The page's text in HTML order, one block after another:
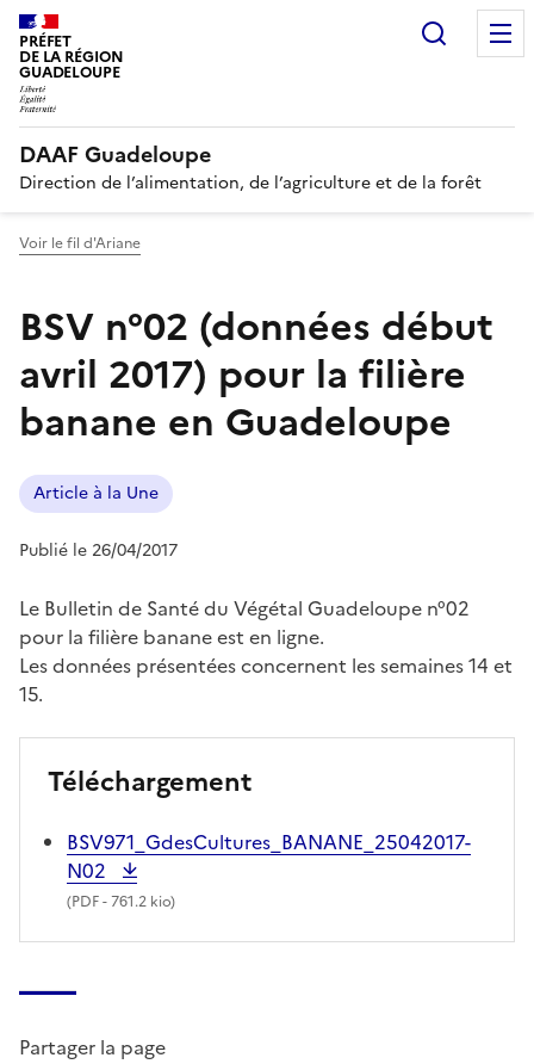
PRÉFET
DE LA RÉGION
GUADELOUPE
DAAF Guadeloupe
Direction de l’alimentation, de l’agriculture et de la forêt
Voir le fil d'Ariane
BSV n°02 (données début
avril 2017) pour la filière
banane en Guadeloupe
Article à la Une
Publié le 26/04/2017
Le Bulletin de Santé du Végétal Guadeloupe n°02
pour la filière banane est en ligne.
Les données présentées concernent les semaines 14 et
15.
Téléchargement
BSV971_GdesCultures_BANANE_25042017-
N02
(PDF- 761.2 kio)
Partager la page